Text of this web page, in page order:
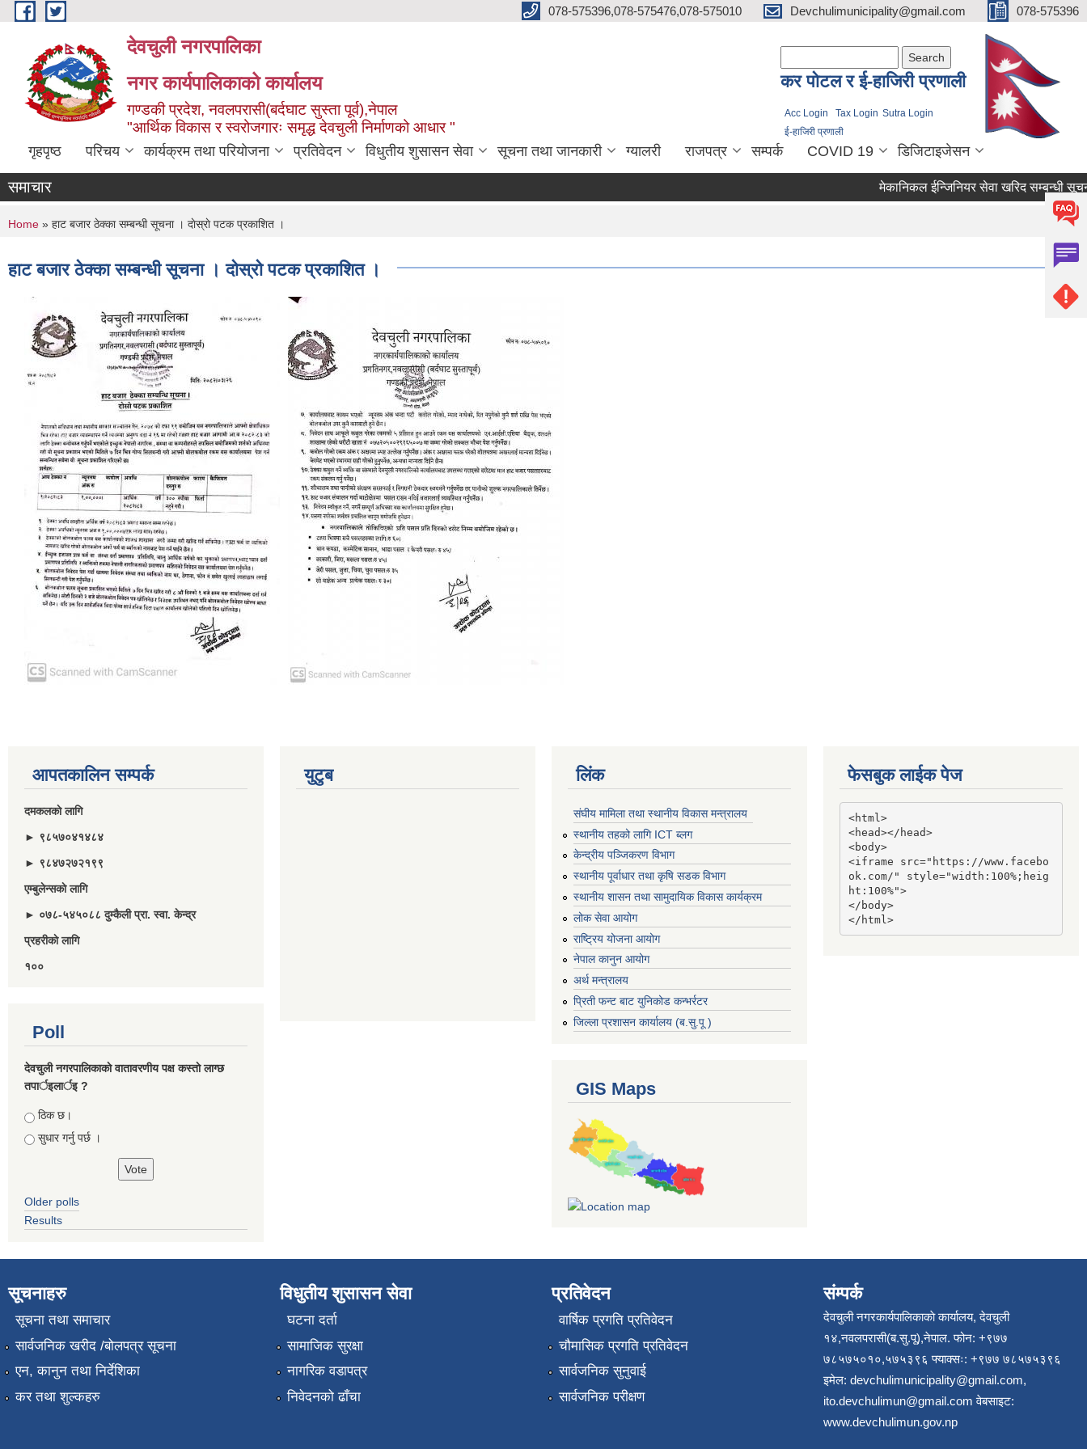
Skip to main content 078-575396,078-575476,078-575010 Devchulimunicipality@gmail.com 078-575396
देवचुली नगरपालिका
नगर कार्यपालिकाको कार्यालय
गण्डकी प्रदेश, नवलपरासी(बर्दघाट सुस्ता पूर्व),नेपाल
"आर्थिक विकास र स्वरोजगारः समृद्ध देवचुली निर्माणको आधार "
कर पाेटल र ई-हाजिरी प्रणाली
Acc Login Tax Login Sutra Login
ई-हाजिरी प्रणाली
गृहपृष्ठ परिचय कार्यक्रम तथा परियोजना प्रतिवेदन विधुतीय शुसासन सेवा सूचना तथा जानकारी ग्यालरी राजपत्र सम्पर्क COVID 19 डिजिटाइजेसन
समाचार मेकानिकल ईन्जिनियर सेवा खरिद सम्बन्धी सूचना
You are here
Home » हाट बजार ठेक्का सम्बन्धी सूचना । दाेस्राे पटक प्रकाशित ।
हाट बजार ठेक्का सम्बन्धी सूचना । दाेस्राे पटक प्रकाशित ।
आपतकालिन सम्पर्क
दमकलकाे लागि
► ९८५७०४१४८४
► ९८४७२७२१९९
एम्बुलेन्सकाे लागि
► ०७८-५४५०८८ दुम्कैली प्रा. स्वा. केन्द्र
प्रहरीकाे लागि
१००
Poll
देवचुली नगरपालिकाकाे वातावरणीय पक्ष कस्ताे लाग्छ
तपार्इलार्इ ?
Choices
ठिक छ।
सुधार गर्नु पर्छ ।
Older polls
Results
युटुब लिंक
संघीय मामिला तथा स्थानीय विकास मन्त्रालय
स्थानीय तहको लागि ICT ब्लग
केन्द्रीय पञ्जिकरण विभाग
स्थानीय पूर्वाधार तथा कृषि सडक विभाग
स्थानीय शासन तथा सामुदायिक विकास कार्यक्रम
लोक सेवा आयोग
राष्ट्रिय योजना आयोग
नेपाल कानुन आयोग
अर्थ मन्त्रालय
प्रिती फन्ट बाट युनिकोड कन्भर्रटर
जिल्ला प्रशासन कार्यालय (ब.सु.पू )
GIS Maps
फेसबुक लाईक पेज
<html>
<head></head>
<body>
<iframe src="https://www.facebo
ok.com/" style="width:100%;heig
ht:100%">
</body>
</html>
सूचनाहरु
सूचना तथा समाचार
सार्वजनिक खरीद /बोलपत्र सूचना
एन, कानुन तथा निर्देशिका
कर तथा शुल्कहरु
विधुतीय शुसासन सेवा
घटना दर्ता
सामाजिक सुरक्षा
नागरिक वडापत्र
निवेदनको ढाँचा
प्रतिवेदन
वार्षिक प्रगति प्रतिवेदन
चौमासिक प्रगति प्रतिवेदन
सार्वजनिक सुनुवाई
सार्वजनिक परीक्षण
संम्पर्क
देवचुली नगरकार्यपालिकाकाे कार्यालय, देवचुली
१४,नवलपरासी(ब.सु.पू),नेपाल. फोन: +९७७
७८५७५०१०,५७५३९६ फ्याक्सः: +९७७ ७८५७५३९६
इमेल: devchulimunicipality@gmail.com,
ito.devchulimun@gmail.com वेबसाइट:
www.devchulimun.gov.np